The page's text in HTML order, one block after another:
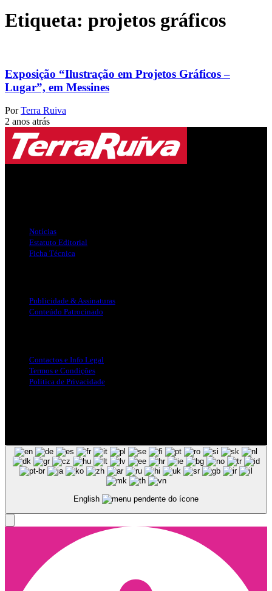
Etiqueta: projetos gráficos
Exposição “Ilustração em Projetos Gráficos –
Lugar”, em Messines
Por Terra Ruiva
2 anos atrás
Notícias
Estatuto Editorial
Ficha Técnica
Publicidade & Assinaturas
Conteúdo Patrocinado
Contactos e Info Legal
Termos e Condições
Politica de Privacidade
English